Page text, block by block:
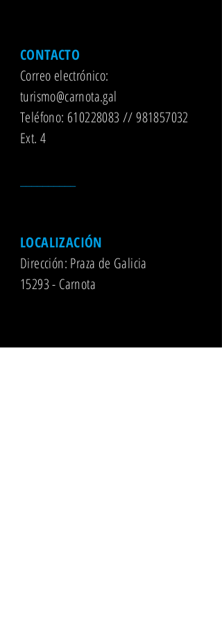
CONTACTO
Correo electrónico:
turismo@carnota.gal
Teléfono: 610228083 // 981857032
Ext. 4
LOCALIZACIÓN
Dirección: Praza de Galicia
15293 - Carnota